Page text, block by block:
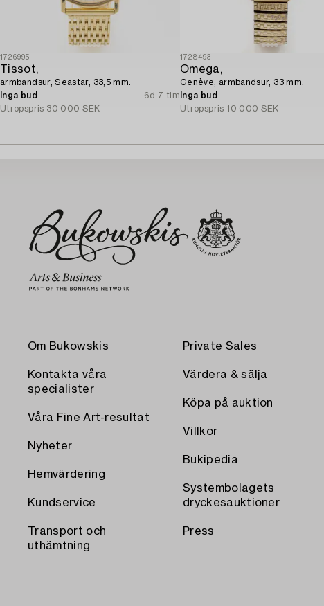
1726995
Tissot,
armbandsur, Seastar, 33,5 mm.
Inga bud
6d 7 tim
Utropspris 30 000 SEK
1728493
Omega,
Genève, armbandsur, 33 mm.
Inga bud
Utropspris 10 000 SEK
Om Bukowskis
Kontakta våra
specialister
Våra Fine Art-resultat
Nyheter
Hemvärdering
Kundservice
Transport och
uthämtning
Private Sales
Värdera & sälja
Köpa på auktion
Villkor
Bukipedia
Systembolagets
dryckesauktioner
Press